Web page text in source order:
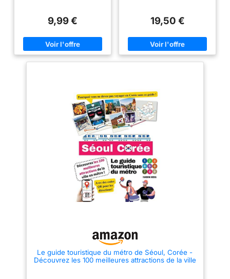
tendances, cartes et
promenades à pied
9,99 € 19,50 €
Le guide touristique du métro de Séoul, Corée -
Découvrez les 100 meilleures attractions de la ville